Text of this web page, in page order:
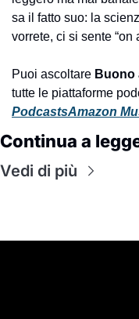
sa il fatto suo: la
vorrete, ci si sente “on
Puoi ascoltare Buono
tutte le piattaforme
PodcastsAmazon
Continua a
Vedi di più